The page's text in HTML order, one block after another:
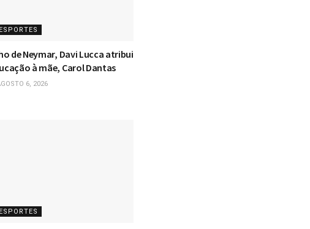
ESPORTES
de Neymar, Davi Lucca atribui
à mãe, Carol Dantas
6, 2026
ESPORTES